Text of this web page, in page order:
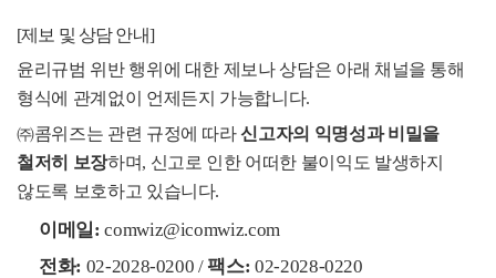
[제보 및 상담 안내]
윤리규범 위반 행위에 대한 제보나 상담은 아래 채널을 통해
형식에 관계없이 언제든지 가능합니다.
㈜콤위즈는 관련 규정에 따라신고자의 익명성과 비밀을
철저히 보장하며, 신고로 인한 어떠한 불이익도 발생하지
않도록 보호하고 있습니다.
이메일: comwiz@icomwiz.com
전화: 02-2028-0200 /팩스: 02-2028-0220